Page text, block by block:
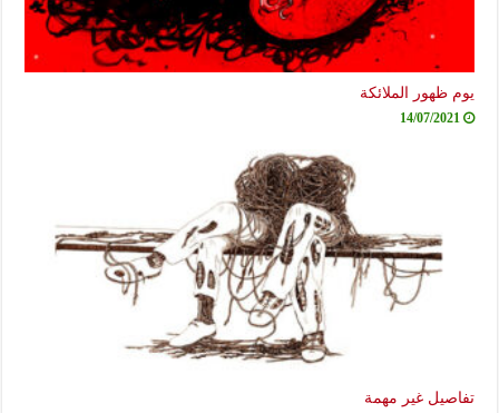
يوم ظهور الملائكة
14/07/2021
تفاصيل غير مهمة